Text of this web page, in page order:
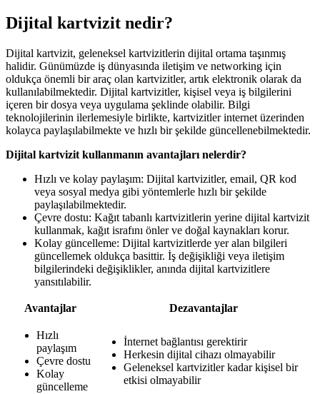
Dijital kartvizit nedir?
Dijital kartvizit, geleneksel kartvizitlerin dijital ortama taşınmış
halidir. Günümüzde iş dünyasında iletişim ve networking için
oldukça önemli bir araç olan kartvizitler, artık elektronik olarak da
kullanılabilmektedir. Dijital kartvizitler, kişisel veya iş bilgilerini
içeren bir dosya veya uygulama şeklinde olabilir. Bilgi
teknolojilerinin ilerlemesiyle birlikte, kartvizitler internet üzerinden
kolayca paylaşılabilmekte ve hızlı bir şekilde güncellenebilmektedir.
Dijital kartvizit kullanmanın avantajları nelerdir?
Hızlı ve kolay paylaşım: Dijital kartvizitler, email, QR kod
veya sosyal medya gibi yöntemlerle hızlı bir şekilde
paylaşılabilmektedir.
Çevre dostu: Kağıt tabanlı kartvizitlerin yerine dijital kartvizit
kullanmak, kağıt israfını önler ve doğal kaynakları korur.
Kolay güncelleme: Dijital kartvizitlerde yer alan bilgileri
güncellemek oldukça basittir. İş değişikliği veya iletişim
bilgilerindeki değişiklikler, anında dijital kartvizitlere
yansıtılabilir.
Avantajlar Dezavantajlar
Hızlı
paylaşım
Çevre dostu
Kolay
güncelleme
İnternet bağlantısı gerektirir
Herkesin dijital cihazı olmayabilir
Geleneksel kartvizitler kadar kişisel bir
etkisi olmayabilir